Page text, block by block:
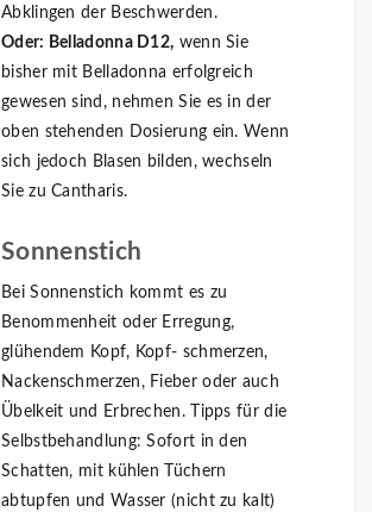
Abklingen der Beschwerden.
Oder: Belladonna D12, wenn Sie
bisher mit Belladonna erfolgreich
gewesen sind, nehmen Sie es in der
oben stehenden Dosierung ein. Wenn
sich jedoch Blasen bilden, wechseln
Sie zu Cantharis.
Sonnenstich
Bei Sonnenstich kommt es zu
Benommenheit oder Erregung,
glühendem Kopf, Kopf- schmerzen,
Nackenschmerzen, Fieber oder auch
Übelkeit und Erbrechen. Tipps für die
Selbstbehandlung: Sofort in den
Schatten, mit kühlen Tüchern
abtupfen und Wasser (nicht zu kalt)